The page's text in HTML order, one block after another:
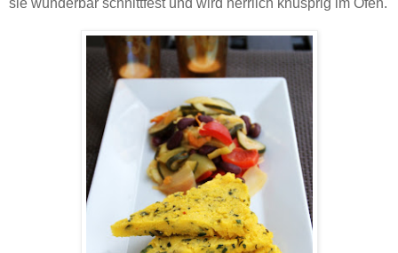
sie wunderbar schnittfest und wird herrlich knusprig im Ofen.